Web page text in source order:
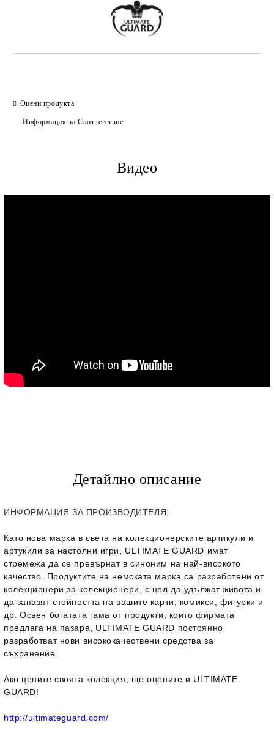
Оцени продукта
Информация за Съответствие
Видео
Детайлно описание
ИНФОРМАЦИЯ ЗА ПРОИЗВОДИТЕЛЯ:
Като нова марка в света на колекционерските артикули и
артукили за настолни игри, ULTIMATE GUARD имат
стремежа да се превърнат в синоним на най-високото
качество. Продуктите на немската марка са разработени от
колекционери за колекционери, с цел да удължат живота и
да запазят стойността на вашите карти, комикси, фигурки и
др. Освен богатата гама от продукти, които фирмата
предлага на пазара, ULTIMATE GUARD постоянно
разработват нови висококачествени средства за
съхранение.
Ако цените своята колекция, ще оцените и ULTIMATE
GUARD!
http://ultimateguard.com/